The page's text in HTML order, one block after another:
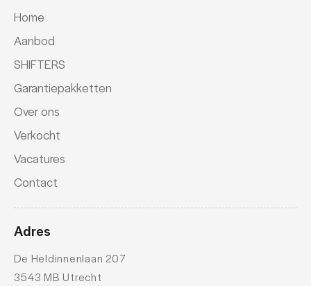
Home
Aanbod
SHIFTERS
Garantiepakketten
Over ons
Verkocht
Vacatures
Contact
Adres
De Heldinnenlaan 207
3543 MB Utrecht